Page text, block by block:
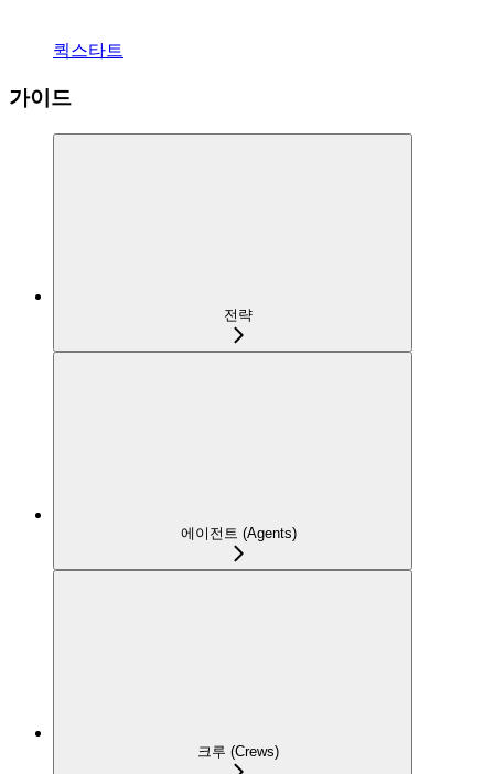
퀵스타트
가이드
전략
에이전트 (Agents)
크루 (Crews)